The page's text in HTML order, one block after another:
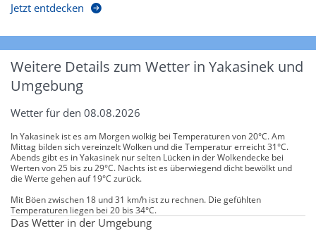
Jetzt entdecken
Weitere Details zum Wetter in Yakasinek und
Umgebung
Wetter für den 08.08.2026
In Yakasinek ist es am Morgen wolkig bei Temperaturen von 20°C. Am
Mittag bilden sich vereinzelt Wolken und die Temperatur erreicht 31°C.
Abends gibt es in Yakasinek nur selten Lücken in der Wolkendecke bei
Werten von 25 bis zu 29°C. Nachts ist es überwiegend dicht bewölkt und
die Werte gehen auf 19°C zurück.
Mit Böen zwischen 18 und 31 km/h ist zu rechnen. Die gefühlten
Temperaturen liegen bei 20 bis 34°C.
Das Wetter in der Umgebung